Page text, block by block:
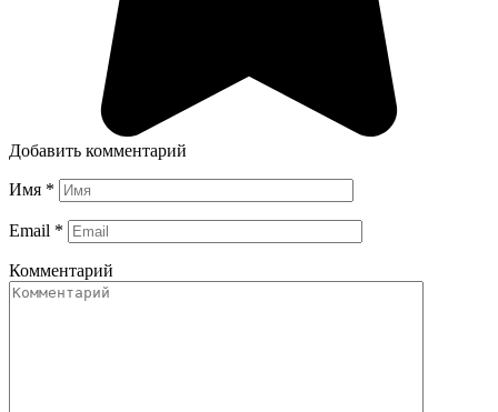
Добавить комментарий
Имя *
Email *
Комментарий